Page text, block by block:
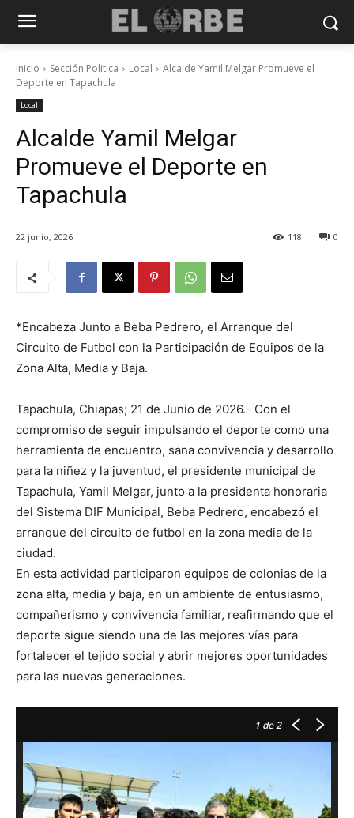
Inicio Sección Politica Local
Alcalde Yamil Melgar Promueve el
Deporte en Tapachula
Local
Alcalde Yamil Melgar
Promueve el Deporte en
Tapachula
22 junio, 2026 0
118
*Encabeza Junto a Beba Pedrero, el Arranque del
Circuito de Futbol con la Participación de Equipos de la
Zona Alta, Media y Baja.
Tapachula, Chiapas; 21 de Junio de 2026.- Con el
compromiso de seguir impulsando el deporte como una
herramienta de encuentro, sana convivencia y desarrollo
para la niñez y la juventud, el presidente municipal de
Tapachula, Yamil Melgar, junto a la presidenta honoraria
del Sistema DIF Municipal, Beba Pedrero, encabezó el
arranque del circuito de futbol en la zona media de la
ciudad.
En esta actividad participaron equipos de colonias de la
zona alta, media y baja, en un ambiente de entusiasmo,
compañerismo y convivencia familiar, reafirmando que el
deporte sigue siendo una de las mejores vías para
fortalecer el tejido social y abrir mejores oportunidades
para las nuevas generaciones.
1 de 2